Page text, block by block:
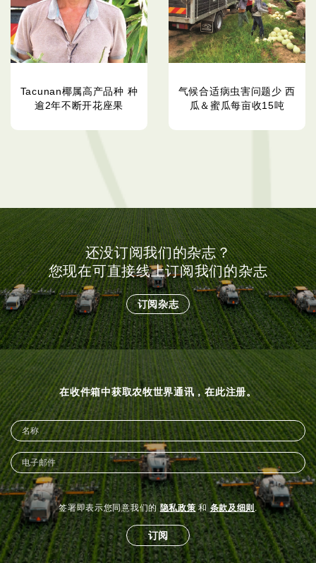
Tacunan椰属高产品种 种
逾2年不断开花座果
气候合适病虫害问题少 西
瓜＆蜜瓜每亩收15吨
还没订阅我们的杂志？
您现在可直接线上订阅我们的杂志
订阅杂志
在收件箱中获取农牧世界通讯，在此注册。
签署即表示您同意我们的隐私政策 和条款及细则 .
订阅